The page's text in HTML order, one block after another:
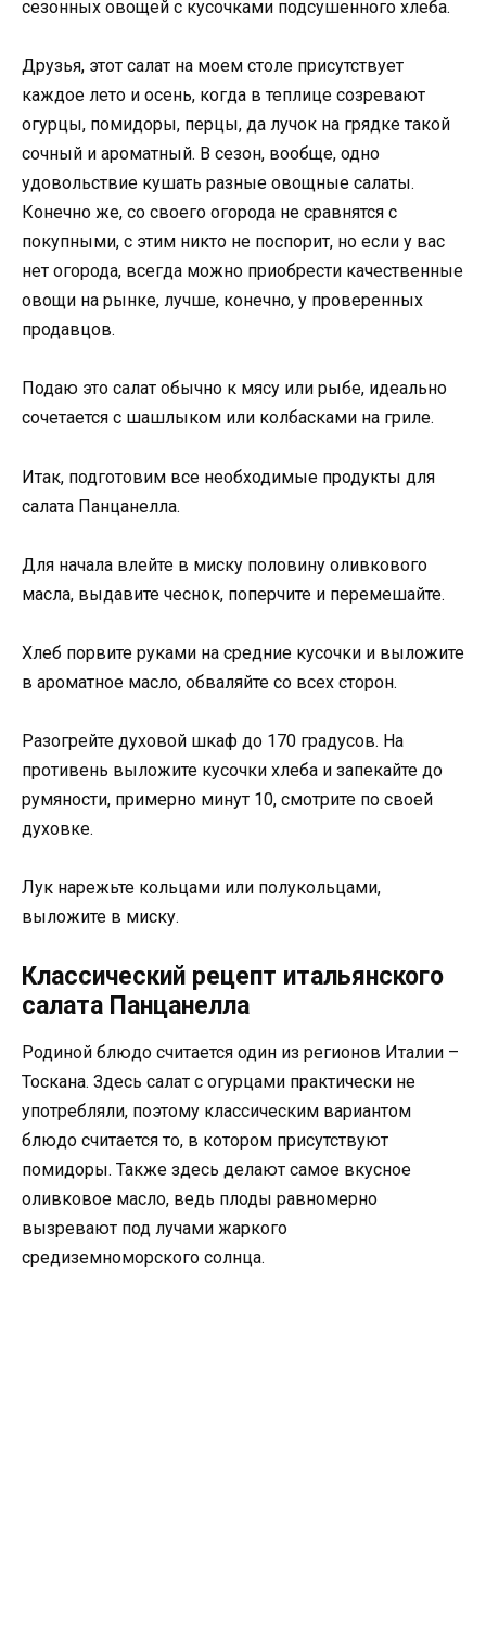
сезонных овощей с кусочками подсушенного хлеба.
Друзья, этот салат на моем столе присутствует
каждое лето и осень, когда в теплице созревают
огурцы, помидоры, перцы, да лучок на грядке такой
сочный и ароматный. В сезон, вообще, одно
удовольствие кушать разные овощные салаты.
Конечно же, со своего огорода не сравнятся с
покупными, с этим никто не поспорит, но если у вас
нет огорода, всегда можно приобрести качественные
овощи на рынке, лучше, конечно, у проверенных
продавцов.
Подаю это салат обычно к мясу или рыбе, идеально
сочетается с шашлыком или колбасками на гриле.
Итак, подготовим все необходимые продукты для
салата Панцанелла.
Для начала влейте в миску половину оливкового
масла, выдавите чеснок, поперчите и перемешайте.
Хлеб порвите руками на средние кусочки и выложите
в ароматное масло, обваляйте со всех сторон.
Разогрейте духовой шкаф до 170 градусов. На
противень выложите кусочки хлеба и запекайте до
румяности, примерно минут 10, смотрите по своей
духовке.
Лук нарежьте кольцами или полукольцами,
выложите в миску.
Классический рецепт итальянского
салата Панцанелла
Родиной блюдо считается один из регионов Италии –
Тоскана. Здесь салат с огурцами практически не
употребляли, поэтому классическим вариантом
блюдо считается то, в котором присутствуют
помидоры. Также здесь делают самое вкусное
оливковое масло, ведь плоды равномерно
вызревают под лучами жаркого
средиземноморского солнца.